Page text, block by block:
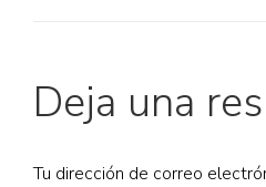
Deja una
Tu dirección de correo